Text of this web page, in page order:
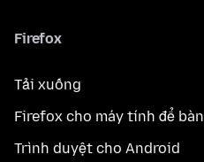
Firefox
Tải xuống
Firefox cho máy tính để bàn
Trình duyệt cho Android